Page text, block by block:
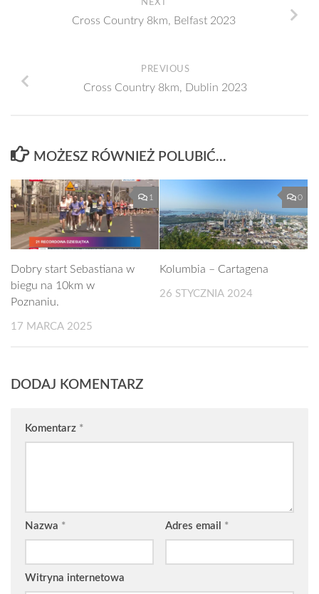
NEXT
Cross Country 8km, Belfast 2023
PREVIOUS
Cross Country 8km, Dublin 2023
MOŻESZ RÓWNIEŻ POLUBIĆ…
1
Dobry start Sebastiana w
biegu na 10km w
Poznaniu.
17 MARCA 2025
0
Kolumbia – Cartagena
26 STYCZNIA 2024
DODAJ KOMENTARZ
Komentarz *
Nazwa * Adres email *
Witryna internetowa